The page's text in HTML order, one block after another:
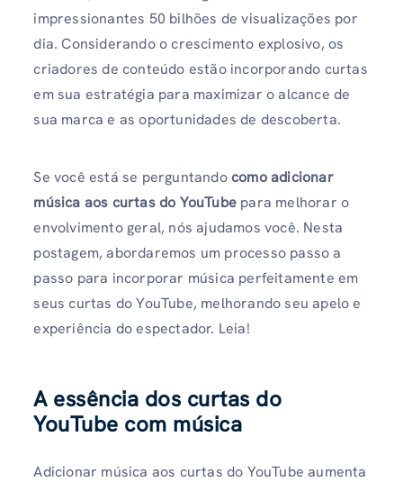
impressionantes 50 bilhões de visualizações por
dia. Considerando o crescimento explosivo, os
criadores de conteúdo estão incorporando curtas
em sua estratégia para maximizar o alcance de
sua marca e as oportunidades de descoberta.
Se você está se perguntandocomo adicionar
música aos curtas do YouTube para melhorar o
envolvimento geral, nós ajudamos você. Nesta
postagem, abordaremos um processo passo a
passo para incorporar música perfeitamente em
seus curtas do YouTube, melhorando seu apelo e
experiência do espectador. Leia!
A essência dos curtas do
YouTube com música
Adicionar música aos curtas do YouTube aumenta